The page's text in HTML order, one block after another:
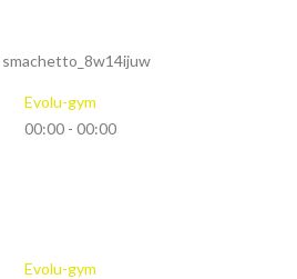
smachetto_8w14ijuw
Evolu-gym
00:00 -00:00
Evolu-gym